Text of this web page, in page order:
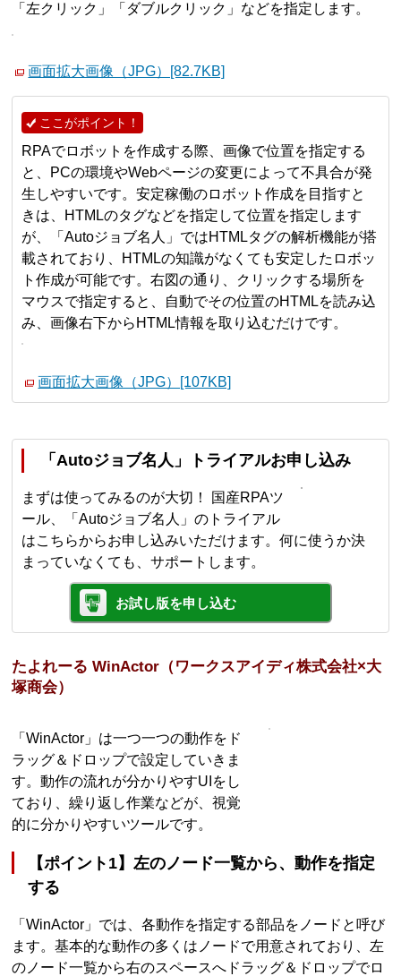
「左クリック」「ダブルクリック」などを指定します。
画面拡大画像（JPG）[82.7KB]
ここがポイント！
RPAでロボットを作成する際、画像で位置を指定する
と、PCの環境やWebページの変更によって不具合が発
生しやすいです。安定稼働のロボット作成を目指すと
きは、HTMLのタグなどを指定して位置を指定します
が、「Autoジョブ名人」ではHTMLタグの解析機能が搭
載されており、HTMLの知識がなくても安定したロボッ
ト作成が可能です。右図の通り、クリックする場所を
マウスで指定すると、自動でその位置のHTMLを読み込
み、画像右下からHTML情報を取り込むだけです。
画面拡大画像（JPG）[107KB]
「Autoジョブ名人」トライアルお申し込み
まずは使ってみるのが大切！ 国産RPAツ
ール、「Autoジョブ名人」のトライアル
はこちらからお申し込みいただけます。何に使うか決
まっていなくても、サポートします。
お試し版を申し込む
たよれーる WinActor（ワークスアイディ株式会社×大
塚商会）
「WinActor」は一つ一つの動作をド
ラッグ＆ドロップで設定していきま
す。動作の流れが分かりやすUIをし
ており、繰り返し作業などが、視覚
的に分かりやすいツールです。
【ポイント1】左のノード一覧から、動作を指定
する
「WinActor」では、各動作を指定する部品をノードと呼び
ます。基本的な動作の多くはノードで用意されており、左
のノード一覧から右のスペースへドラッグ＆ドロップでロ